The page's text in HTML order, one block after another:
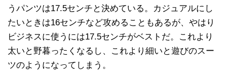
うパンツは17.5センチと決めている。カジュアルにし
たいときは16センチなど攻めることもあるが、やはり
ビジネスに使うには17.5センチがベストだ。これより
太いと野暮ったくなるし、これより細いと遊びのスー
ツのようになってしまう。